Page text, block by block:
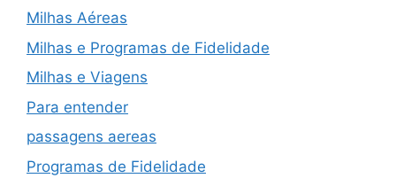
Milhas Aéreas
Milhas e Programas de Fidelidade
Milhas e Viagens
Para entender
passagens aereas
Programas de Fidelidade